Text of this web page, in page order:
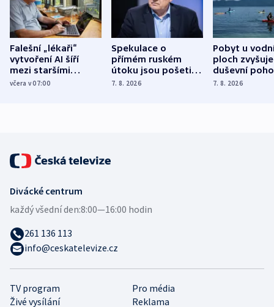
Falešní „lékaři“
vytvoření AI šíří
mezi staršími
Poláky nebezpečné
včera v 07:00
Spekulace o
přímém ruském
útoku jsou pošetilé,
míní estonský
7. 8. 2026
Pobyt u
ploch zvyšuje
duševní
ukázala
7. 8. 2026
TV program
Pro média
Živé vysílání
Reklama
Divácké centrum
každý všední den:8:00—16:00 hodin
261 136 113
info@ceskatelevize.cz